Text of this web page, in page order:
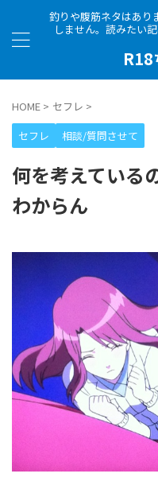
釣りや腹筋ネタはあり
しません。読みたい
R18
HOME > セフレ >
セフレ
相談/質問させて
何を考えている
わからん